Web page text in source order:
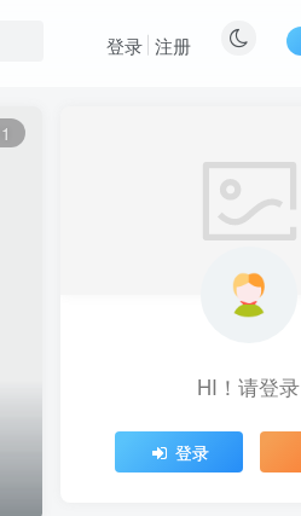
登录 注册
HI！请登录
登录